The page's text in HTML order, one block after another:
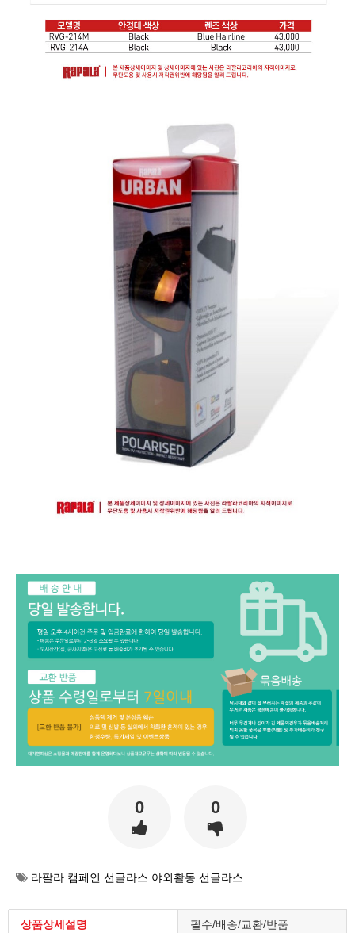
0 0
라팔라 캠페인 선글라스 야외활동 선글라스
상품상세설명 필수/배송/교환/반품